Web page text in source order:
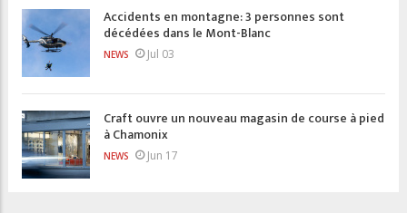
Accidents en montagne: 3 personnes sont
décédées dans le Mont-Blanc
NEWS Jul 03
Craft ouvre un nouveau magasin de course à pied
à Chamonix
NEWS Jun 17